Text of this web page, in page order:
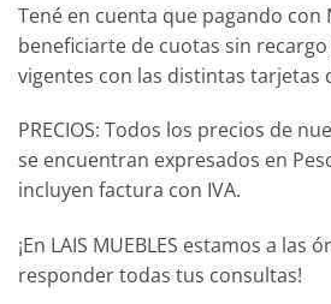
Tené en cuenta que pagando con
beneficiarte de cuotas sin
vigentes con las distintas tarjetas
PRECIOS: Todos los precios de
se encuentran expresados en
incluyen factura con IVA.
¡En LAIS MUEBLES estamos a las
responder todas tus consultas!